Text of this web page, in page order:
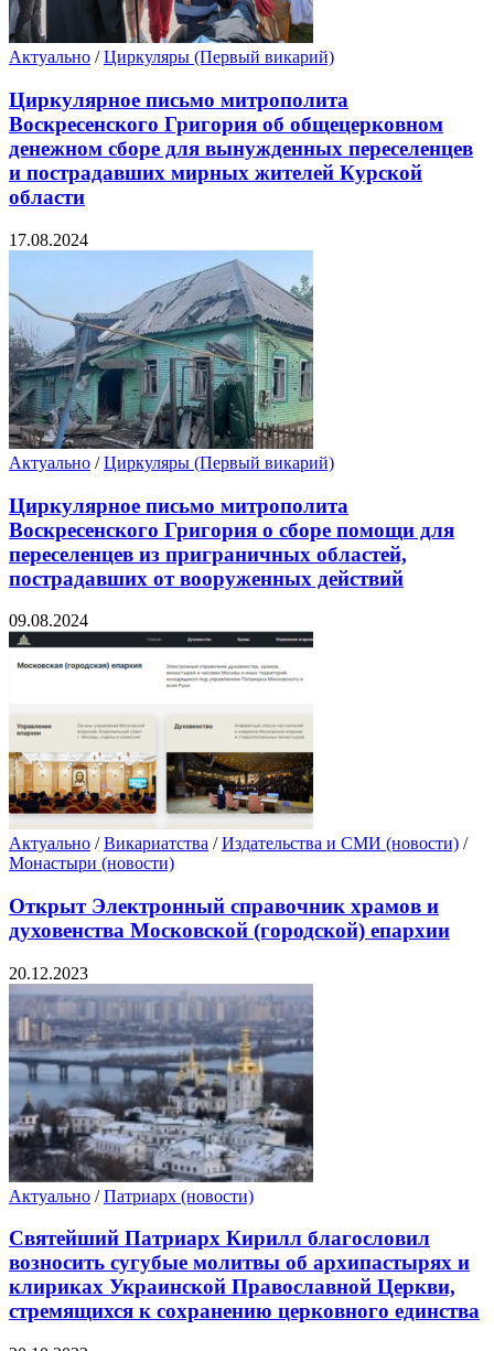
Актуально /Циркуляры (Первый викарий)
Циркулярное письмо митрополита
Воскресенского Григория об общецерковном
денежном сборе для вынужденных переселенцев
и пострадавших мирных жителей Курской
области
17.08.2024
Актуально /Циркуляры (Первый викарий)
Циркулярное письмо митрополита
Воскресенского Григория о сборе помощи для
переселенцев из приграничных областей,
пострадавших от вооруженных действий
09.08.2024
Актуально /Викариатства /Издательства и СМИ (новости) /
Монастыри (новости)
Открыт Электронный справочник храмов и
духовенства Московской (городской) епархии
20.12.2023
Актуально /Патриарх (новости)
Святейший Патриарх Кирилл благословил
возносить сугубые молитвы об архипастырях и
клириках Украинской Православной Церкви,
стремящихся к сохранению церковного единства